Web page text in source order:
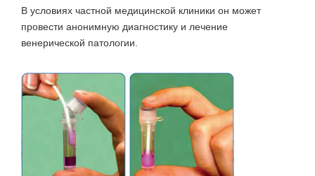
В условиях частной медицинской клиники он может
провести анонимную диагностику и лечение
венерической патологии.